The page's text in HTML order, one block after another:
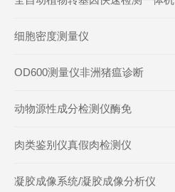
细胞密度测量仪
OD600测量仪非洲猪瘟诊断
动物源性成分检测仪酶免
肉类鉴别仪真假肉检测仪
凝胶成像系统/凝胶成像分析仪